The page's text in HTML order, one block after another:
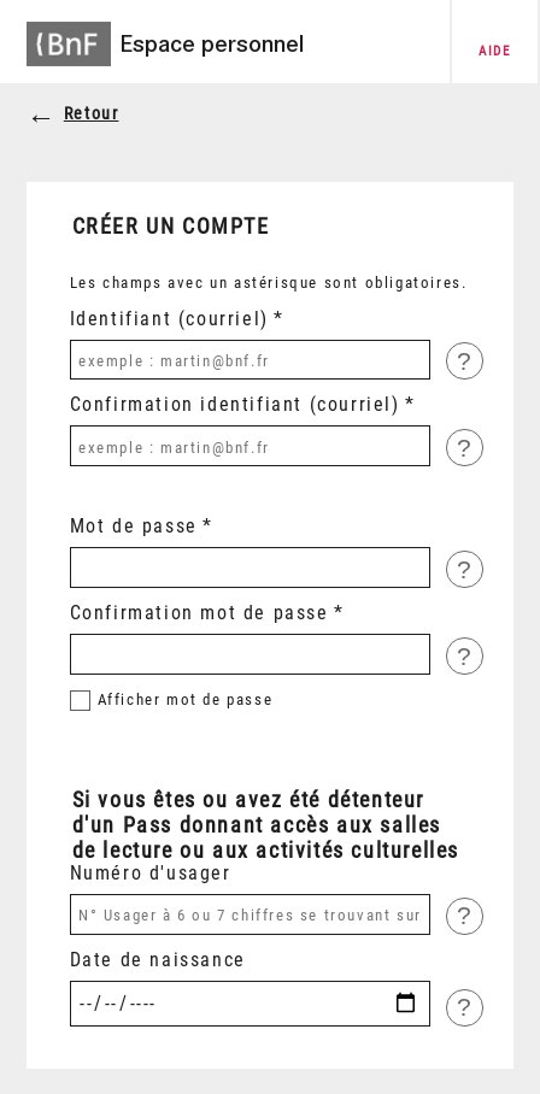
Espace personnel AIDE
Retour
CRÉER UN COMPTE
Les champs avec un astérisque sont obligatoires.
Identifiant (courriel)
?
Confirmation identifiant (courriel)
?
Mot de passe
?
Confirmation mot de passe
?
Afficher mot de passe
Si vous êtes ou avez été détenteur
d'un Pass donnant accès aux salles
de lecture ou aux activités culturelles
Numéro d'usager
?
Date de naissance
?